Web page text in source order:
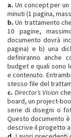
a. Un concept per
minuti (1 pagina,
b. Un trattamento
10 pagine,
documento dovrà
pagina) e b) una
definiranno anche
budget e quali sono
e contenuto.
stesso file del
c. Director’s Vision
board, un project-
serie di disegni o
Questo documento
descrive il progetto